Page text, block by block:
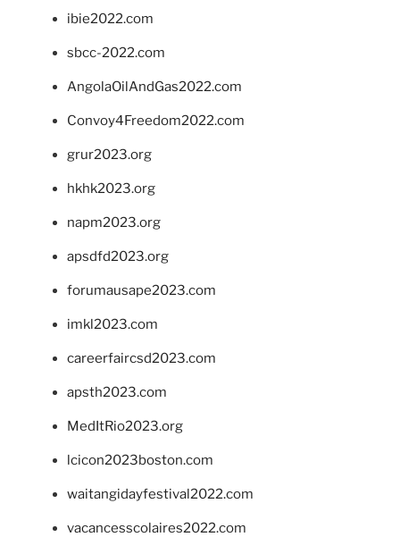
ibie2022.com
sbcc-2022.com
AngolaOilAndGas2022.com
Convoy4Freedom2022.com
grur2023.org
hkhk2023.org
napm2023.org
apsdfd2023.org
forumausape2023.com
imkl2023.com
careerfaircsd2023.com
apsth2023.com
MedItRio2023.org
lcicon2023boston.com
waitangidayfestival2022.com
vacancesscolaires2022.com